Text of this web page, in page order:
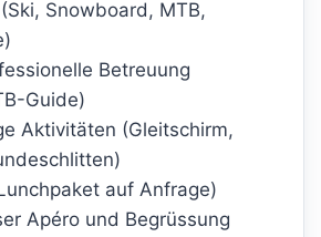
Snowboard, MTB,
Betreuung
Guide)
Aktivitäten (Gleitschirm,
auf Anfrage)
Apéro und Begrüssung